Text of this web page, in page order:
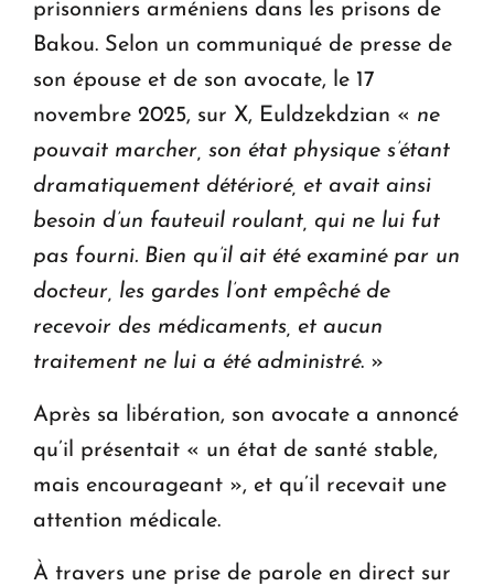
prisonniers arméniens dans les prisons de
Bakou. Selon un communiqué de presse de
son épouse et de son avocate, le 17
novembre 2025, sur X, Euldzekdzian « ne
pouvait marcher, son état physique s’étant
dramatiquement détérioré, et avait ainsi
besoin d’un fauteuil roulant, qui ne lui fut
pas fourni. Bien qu’il ait été examiné par un
docteur, les gardes l’ont empêché de
recevoir des médicaments, et aucun
traitement ne lui a été administré. »
Après sa libération, son avocate a annoncé
qu’il présentait « un état de santé stable,
mais encourageant », et qu’il recevait une
attention médicale.
À travers une prise de parole en direct sur